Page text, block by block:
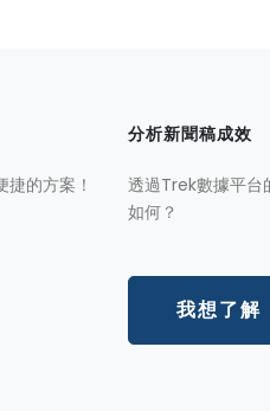
的方案！
分析新聞稿成效
透過Trek數據平台
如何？
我想了解